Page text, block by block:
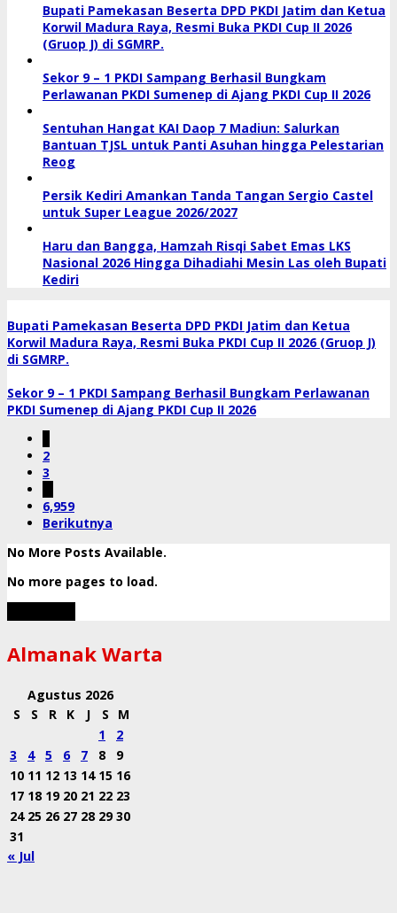
Bupati Pamekasan Beserta DPD PKDI Jatim dan Ketua
Korwil Madura Raya, Resmi Buka PKDI Cup II 2026
(Gruop J) di SGMRP.
Sekor 9 – 1 PKDI Sampang Berhasil Bungkam
Perlawanan PKDI Sumenep di Ajang PKDI Cup II 2026
Sentuhan Hangat KAI Daop 7 Madiun: Salurkan
Bantuan TJSL untuk Panti Asuhan hingga Pelestarian
Reog
Persik Kediri Amankan Tanda Tangan Sergio Castel
untuk Super League 2026/2027
Haru dan Bangga, Hamzah Risqi Sabet Emas LKS
Nasional 2026 Hingga Dihadiahi Mesin Las oleh Bupati
Kediri
Bupati Pamekasan Beserta DPD PKDI Jatim dan Ketua
Korwil Madura Raya, Resmi Buka PKDI Cup II 2026 (Gruop J)
di SGMRP.
Sekor 9 – 1 PKDI Sampang Berhasil Bungkam Perlawanan
PKDI Sumenep di Ajang PKDI Cup II 2026
2
3
6,959
Berikutnya
No More Posts Available.
No more pages to load.
Almanak Warta
Agustus 2026
S
S R K J S
M
1
2
3
4 5 6 7 8
9
10 11 12 13 14 15 16
17 18 19 20 21 22 23
24 25 26 27 28 29 30
31
« Jul